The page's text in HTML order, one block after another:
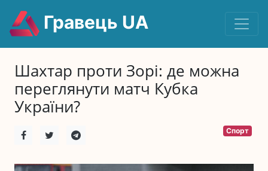
Гравець UA
Шахтар проти Зорі: де можна
переглянути матч Кубка
України?
Спорт